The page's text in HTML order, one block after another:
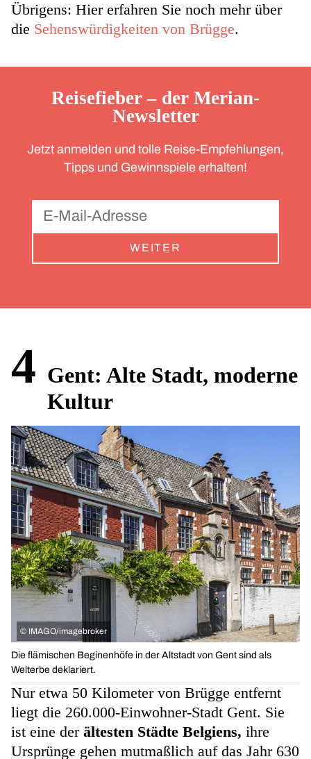
Übrigens: Hier erfahren Sie noch mehr über
die Sehenswürdigkeiten von Brügge.
Reisefieber – der Merian-
Newsletter
Jetzt anmelden und tolle Reise-Empfehlungen,
Tipps und Gewinnspiele erhalten!
WEITER
4 Gent: Alte Stadt, moderne
Kultur
© IMAGO/imagebroker
Die flämischen Beginenhöfe in der Altstadt von Gent sind als
Welterbe deklariert.
Nur etwa 50 Kilometer von Brügge entfernt
liegt die 260.000-Einwohner-Stadt Gent. Sie
ist eine der ältesten Städte Belgiens, ihre
Ursprünge gehen mutmaßlich auf das Jahr 630